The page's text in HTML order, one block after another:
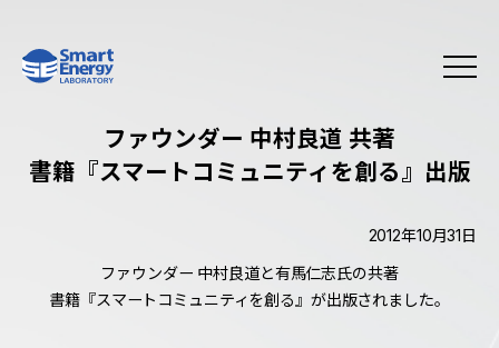
ファウンダー 中村良道 共著
書籍『スマートコミュニティを創る』出版
2012年10月31日
ファウンダー 中村良道と有馬仁志氏の共著
書籍『スマートコミュニティを創る』が出版されました。